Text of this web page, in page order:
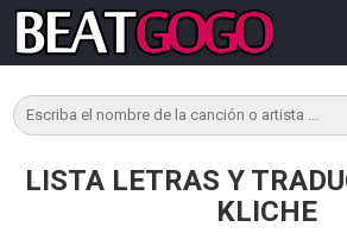
LISTA LETRAS Y
KLICHE